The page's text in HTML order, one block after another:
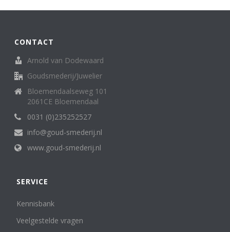
CONTACT
Arnold van Dodewaard
Goudsmederij/Juwelier
Bloemendaalseweg 101
2061CE Bloemendaal
0031 (0)235252527
info@goud-smederij.nl
www.goud-smederij.nl
SERVICE
Kennisbank
Veelgestelde vragen